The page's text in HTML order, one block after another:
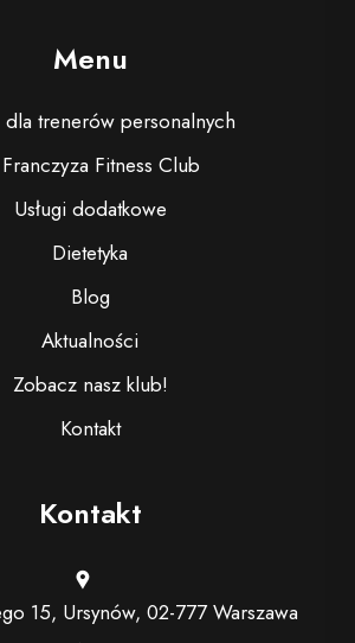
Menu
trenerów personalnych
Fitness Club
Usługi dodatkowe
Dietetyka
Blog
Aktualności
Zobacz nasz klub!
Kontakt
Kontakt
15, Ursynów, 02-777 Warszawa